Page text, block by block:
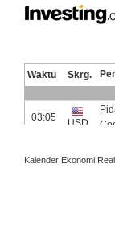
Kalender Ekonomi